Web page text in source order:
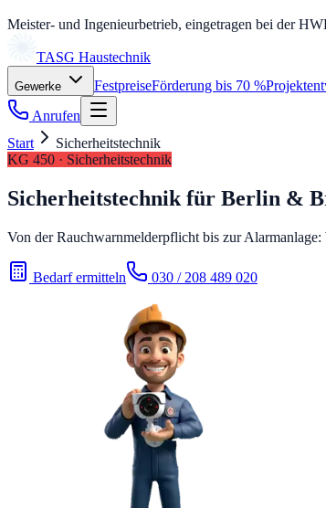
Meister- und Ingenieurbetrieb, eingetragen bei der
TASG Haustechnik
Gewerke FestpreiseFörderung bis 70 %
Anrufen
Start
Sicherheitstechnik
KG 450 · Sicherheitstechnik
Sicherheitstechnik für Berlin &
Von der Rauchwarnmelderpflicht bis zur
Bedarf ermitteln 030 / 208 489 020